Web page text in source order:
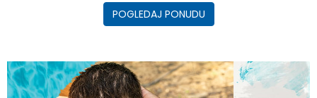
POGLEDAJ PONUDU